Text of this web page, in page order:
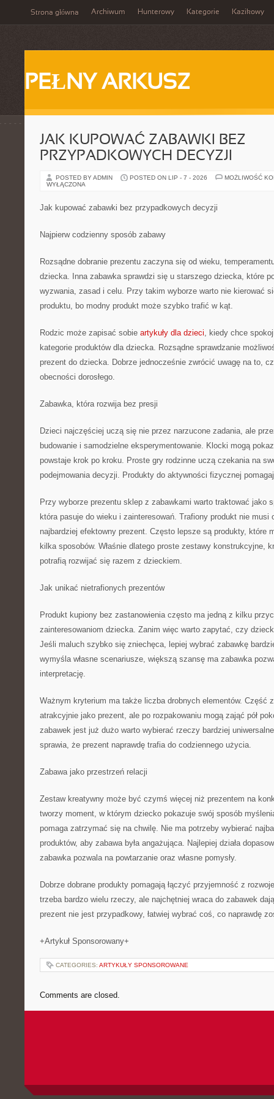
Strona główna Archiwum Hunterowy Kategorie Kazikowy
PEŁNY ARKUSZ
JAK KUPOWAĆ ZABAWKI BEZ
PRZYPADKOWYCH DECYZJI
POSTED BY ADMIN POSTED ON LIP - 7 - 2026
MOŻLIWOŚĆ
WYŁĄCZONA
Jak kupować zabawki bez przypadkowych decyzji
Najpierw codzienny sposób zabawy
Rozsądne dobranie prezentu zaczyna się od wieku,
dziecka. Inna zabawka sprawdzi się u starszego dziecka, które
wyzwania, zasad i celu. Przy takim wyborze warto nie kierować
produktu, bo modny produkt może szybko trafić w kąt.
Rodzic może zapisać sobie artykuły dla dzieci, kiedy chce
kategorie produktów dla dziecka. Rozsądne sprawdzanie
prezent do dziecka. Dobrze jednocześnie zwrócić uwagę na to,
obecności dorosłego.
Zabawka, która rozwija bez presji
Dzieci najczęściej uczą się nie przez narzucone zadania, ale
budowanie i samodzielne eksperymentowanie. Klocki mogą
powstaje krok po kroku. Proste gry rodzinne uczą czekania na
podejmowania decyzji. Produkty do aktywności fizycznej
Przy wyborze prezentu sklep z zabawkami warto traktować jako
która pasuje do wieku i zainteresowań. Trafiony produkt nie musi
najbardziej efektowny prezent. Często lepsze są produkty, które
kilka sposobów. Właśnie dlatego proste zestawy konstrukcyjne,
potrafią rozwijać się razem z dzieckiem.
Jak unikać nietrafionych prezentów
Produkt kupiony bez zastanowienia często ma jedną z kilku
zainteresowaniom dziecka. Zanim więc warto zapytać, czy
Jeśli maluch szybko się zniechęca, lepiej wybrać zabawkę
wymyśla własne scenariusze, większą szansę ma zabawka
interpretację.
Ważnym kryterium ma także liczba drobnych elementów. Część
atrakcyjnie jako prezent, ale po rozpakowaniu mogą zająć pół
zabawek jest już dużo warto wybierać rzeczy bardziej
sprawia, że prezent naprawdę trafia do codziennego użycia.
Zabawa jako przestrzeń relacji
Zestaw kreatywny może być czymś więcej niż prezentem na
tworzy moment, w którym dziecko pokazuje swój sposób
pomaga zatrzymać się na chwilę. Nie ma potrzeby wybierać
produktów, aby zabawa była angażująca. Najlepiej działa
zabawka pozwala na powtarzanie oraz własne pomysły.
Dobrze dobrane produkty pomagają łączyć przyjemność z
trzeba bardzo wielu rzeczy, ale najchętniej wraca do zabawek
prezent nie jest przypadkowy, łatwiej wybrać coś, co naprawdę
+Artykuł Sponsorowany+
CATEGORIES: ARTYKUŁY SPONSOROWANE
Comments are closed.